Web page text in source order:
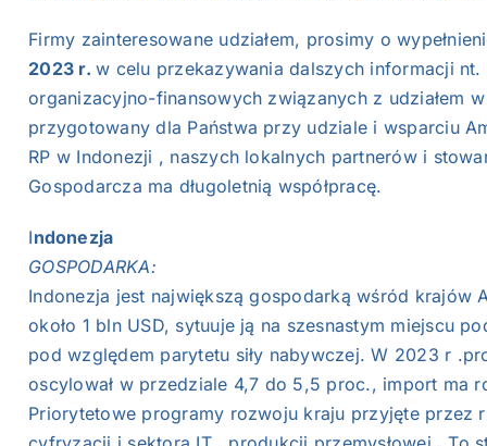
Firmy zainteresowane udziałem, prosimy o
2023 r.w celu przekazywania dalszych informacji
organizacyjno-finansowych związanych z udziałem
przygotowany dla Państwa przy udziale i wsparciu
RP w Indonezji , naszych lokalnych partnerów i
Gospodarcza ma długoletnią współpracę.
Indonezja
GOSPODARKA:
Indonezja jest największą gospodarką wśród krajów
około 1 bln USD, sytuuje ją na szesnastym miejscu
pod względem parytetu siły nabywczej. W 2023 r
oscylował w przedziale 4,7 do 5,5 proc., import ma
Priorytetowe programy rozwoju kraju przyjęte przez